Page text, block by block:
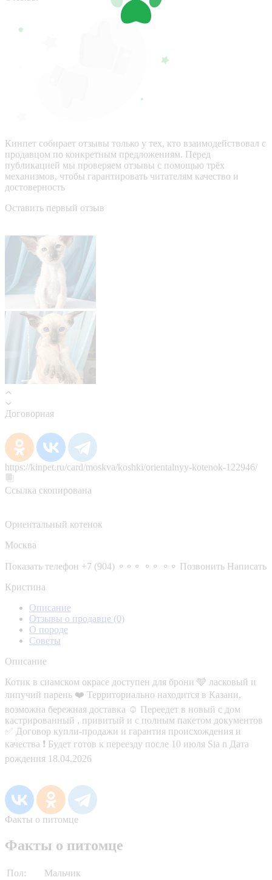
Кинпет собирает отзывы только у тех, кто взаимодействовал с
продавцом по конкретным предложениям. Перед
публикацией мы проверяем отзывы с помощью трёх
механизмов, чтобы гарантировать читателям качество и
достоверность
Оставить первый отзыв
Договорная
https://kinpet.ru/card/moskva/koshki/orientalnyy-kotenok-122946/
Ссылка скопирована
Ориентальный котенок
Москва
Показать телефон +7 (904) ⚬⚬⚬ ⚬⚬ ⚬⚬ Позвонить Написать
Кристина
Описание
Отзывы о продавце (0)
О породе
Советы
Описание
Котик в сиамском окрасе доступен для брони 🩵 ласковый и
липучий парень ❤️ Территориально находится в Казани,
возможна бережная доставка ☺️ Переедет в новый с дом
кастрированный , привитый и с полным пакетом документов
✅ Договор купли-продажи и гарантия происхождения и
качества ❗️ Будет готов к переезду после 10 июля Sia n Дата
рождения 18.04.2026
Факты о питомце
Факты о питомце
Пол:
Мальчик